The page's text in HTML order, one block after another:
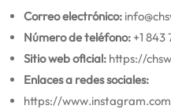
Correo electrónico:
Número de teléfono: +1 843
Sitio web oficial: https://
Enlaces a redes sociales:
https://